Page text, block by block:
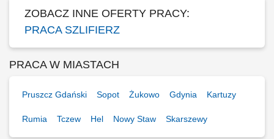
ZOBACZ INNE OFERTY PRACY:
PRACA SZLIFIERZ
PRACA W MIASTACH
Pruszcz Gdański Sopot Żukowo Gdynia Kartuzy
Rumia Tczew Hel Nowy Staw Skarszewy